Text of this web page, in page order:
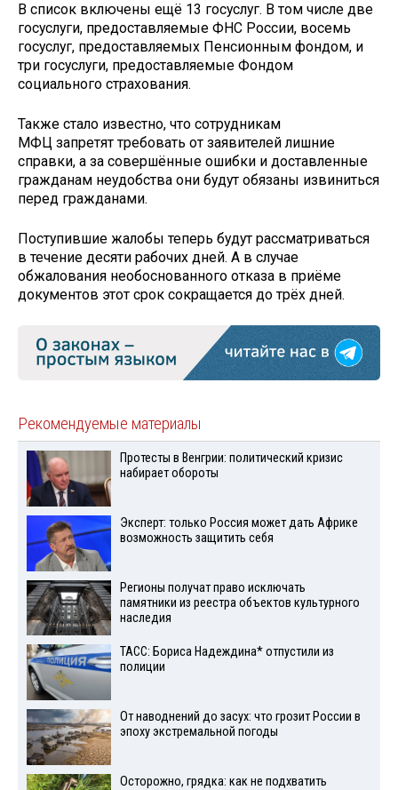
В список включены ещё 13 госуслуг. В том числе две
госуслуги, предоставляемые ФНС России, восемь
госуслуг, предоставляемых Пенсионным фондом, и
три госуслуги, предоставляемые Фондом
социального страхования.
Также стало известно, что сотрудникам
МФЦ запретят требовать от заявителей лишние
справки, а за совершённые ошибки и доставленные
гражданам неудобства они будут обязаны извиниться
перед гражданами.
Поступившие жалобы теперь будут рассматриваться
в течение десяти рабочих дней. А в случае
обжалования необоснованного отказа в приёме
документов этот срок сокращается до трёх дней.
Рекомендуемые материалы
Протесты в Венгрии: политический кризис
набирает обороты
Эксперт: только Россия может дать Африке
возможность защитить себя
Регионы получат право исключать
памятники из реестра объектов культурного
наследия
ТАСС: Бориса Надеждина* отпустили из
полиции
От наводнений до засух: что грозит России в
эпоху экстремальной погоды
Осторожно, грядка: как не подхватить